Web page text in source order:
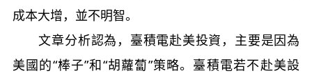
成本大增，並不明智。
文章分析認為，臺積電赴美投資，主要是因為
美國的“棒子”和“胡蘿蔔”策略。臺積電若不赴美設